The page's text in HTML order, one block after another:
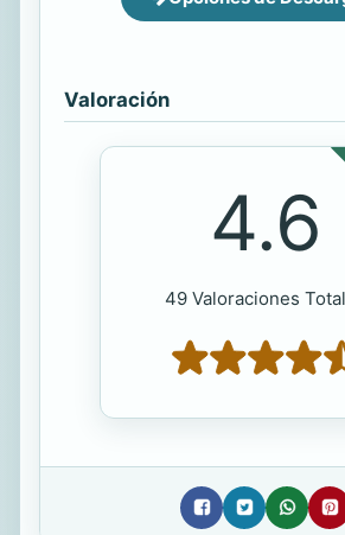
Valoración
4.6
49 Valoraciones